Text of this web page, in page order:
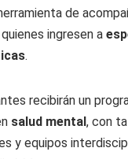
de
ingresen a
.
recibirán un
salud mental, con
y equipos